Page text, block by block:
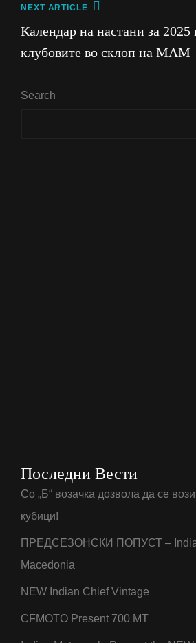
Next
NEXT ARTICLE
Календар на настани за 2025
клубовите во склоп на МАМ
Search
Последни Вести
Со „Б“ возачка дозвола да се
кубици!
ПРЕДСЕЗОНСКИ ПОПУСТ –
Macedonia
NEW Indian Chief Vintage
CFMOTO Present 700 MT